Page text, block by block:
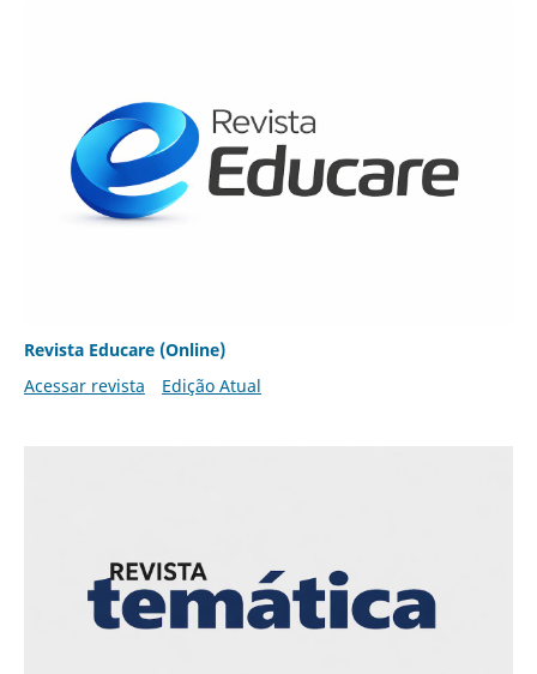
Revista Educare (Online)
Acessar revista
Edição Atual